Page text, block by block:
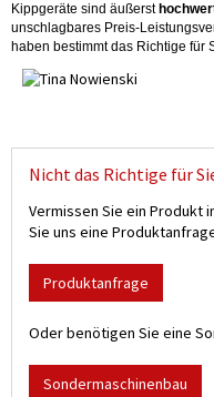
Kippgeräte sind äußerst
unschlagbares Preis-
haben bestimmt das Richtige für
Nicht das Richtige für
Vermissen Sie ein Produkt
Sie uns eine
Produktanfrage
Oder benötigen Sie eine
Sondermaschinenbau